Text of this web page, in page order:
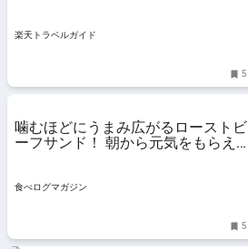
楽天トラベルガイド
5
噛むほどにうまみ広がるローストビ
ーフサンド！ 朝から元気をもらえ
食べログマガジン
5